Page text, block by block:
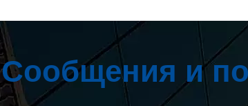
Сообщения и